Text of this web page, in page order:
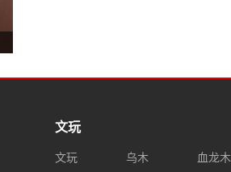
文玩
文玩 乌木 血龙木